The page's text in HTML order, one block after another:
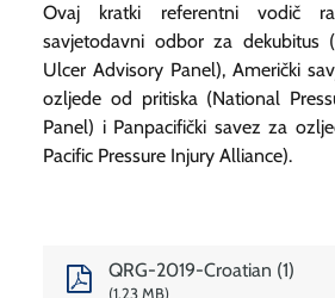
Ovaj kratki referentni vodič
savjetodavni odbor za dekubitus
Ulcer Advisory Panel), Američki
ozljede od pritiska (National
Panel) i Panpacifički savez za
Pacific Pressure Injury Alliance).
QRG-2019-Croatian (1)
1,23 MB